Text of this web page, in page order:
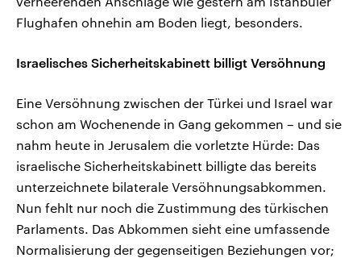
Flughafen ohnehin am Boden liegt, besonders.
Israelisches Sicherheitskabinett billigt Versöhnung
Eine Versöhnung zwischen der Türkei und Israel war
schon am Wochenende in Gang gekommen – und sie
nahm heute in Jerusalem die vorletzte Hürde: Das
israelische Sicherheitskabinett billigte das bereits
unterzeichnete bilaterale Versöhnungsabkommen.
Nun fehlt nur noch die Zustimmung des türkischen
Parlaments. Das Abkommen sieht eine umfassende
Normalisierung der gegenseitigen Beziehungen vor;